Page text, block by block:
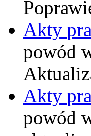
Akty
powód
Akty
powód